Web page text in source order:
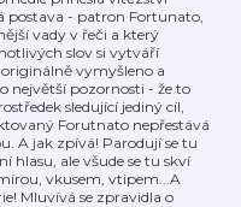
postava - patron Fortunato,
vady v řeči a který
slov si vytváří
vymyšleno a
největší pozornosti - že to
sledující jediný cíl,
Forutnato nepřestává
A jak zpívá! Parodují se tu
hlasu, ale všude se tu skví
vkusem, vtipem...A
Mluvívá se zpravidla o